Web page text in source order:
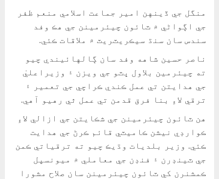
منگل جي ڏينهن امير جماعت اسلامي منعم ظفر
جي اڳواڻي ۾ ٽائون چيئرمينن جي هڪ وفد
سندس سان سنڌ سيڪريٽريٽ ۾ ملاقات ڪئي.
ناصر حسين شاهه وفد سان ڳالهائيندي چيو
ته چيئرمين بلاول ڀٽو جي ويزن ۽ وزيراعليٰ
جي هدايتن تي عمل ڪندي ڪراچي جي تعمير ۽
ترقي لاءِ بنا فرق قدمن تي عمل ٿي رهيو آهي.
هن ٽائون چيئرمينن جي شڪايتن جي ازالي لاءِ
ڪوارڊي نيشن ڪاميٽي قائم ڪرڻ جي هدايت
ڪئي. وزير بلديات وڌيڪ چيو ته ترقياتي ڪمن
جي ٽينڊرن ۽ فنڊن جي معاملي ۾ ميونسپل
ڪمشنرن کي ٽائون چيئرمينن سان صلاح مشورا